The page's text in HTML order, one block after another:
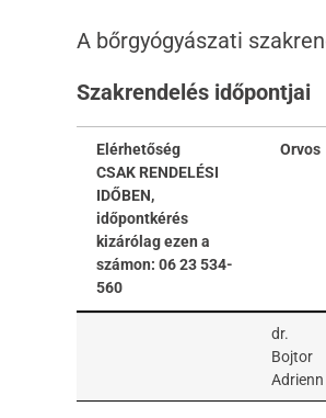
A bőrgyógyászati
Szakrendelés időpontjai
Elérhetőség
CSAK RENDELÉSI
IDŐBEN,
időpontkérés
kizárólag ezen a
számon: 06 23 534-
560
Orvos
dr.
Bojtor
Adrienn